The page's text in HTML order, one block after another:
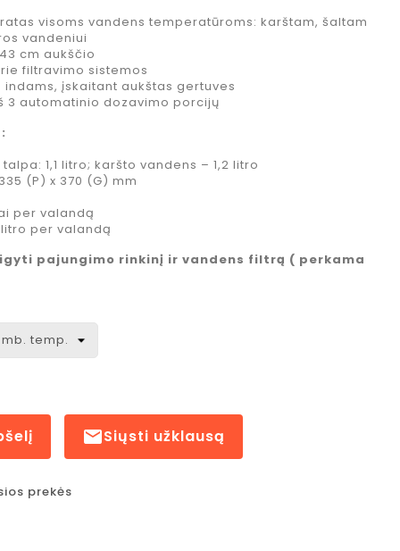
visoms vandens temperatūroms: karštam, šaltam
vandeniui
cm aukščio
filtravimo sistemos
indams, įskaitant aukštas gertuves
3 automatinio dozavimo porcijų
1,1 litro; karšto vandens – 1,2 litro
(P) x 370 (G) mm
per valandą
per valandą
pajungimo rinkinį ir vandens filtrą ( perkama
Siųsti užklausą
prekės